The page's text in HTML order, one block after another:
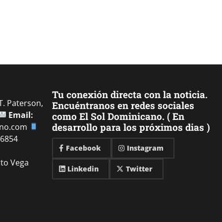
Paterson,
Email:
Vega
Tu conexión directa con la noticia.
Encuéntranos en redes sociales
como El Sol Dominicano. ( En
desarrollo para los próximos dias )
Facebook Instagram
Linkedin Twitter